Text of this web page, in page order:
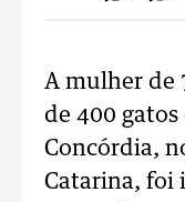
A mulher de
de 400
Concórdia,
Catarina, foi